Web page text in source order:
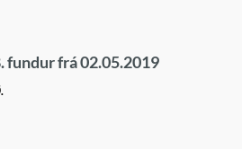
fundur frá 02.05.2019